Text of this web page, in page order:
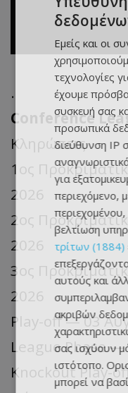
.
Conference
Κληρώσεις
1ος
2026
2ος
2026
3ος
2026
Play-off — 03
League Phase
Knockout Play-
Εμείς και οι
τεχνολογίες
έχουμε
συσκευή σας
προσωπικά
διεύθυνση IP
για
περιεχόμενο,
βελτίωση
τρίτων (1884)
αυτούς και
ακριβών
σας ισχύουν
ιστότοπο.
μπορεί να